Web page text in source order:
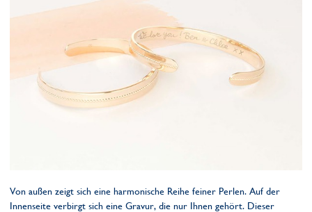
Von außen zeigt sich eine harmonische Reihe feiner Perlen. Auf der
Innenseite verbirgt sich eine Gravur, die nur Ihnen gehört. Dieser